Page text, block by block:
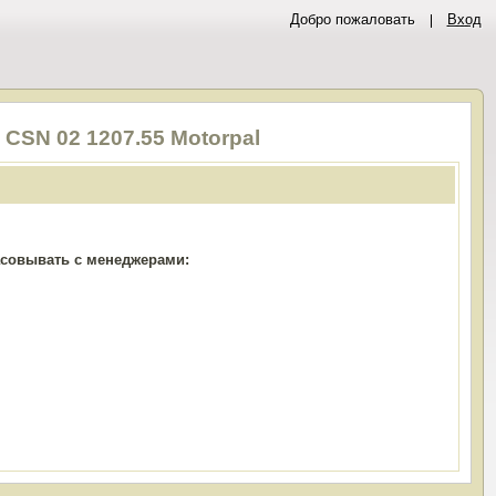
Добро пожаловать Вход
02 1207.55 Motorpal
с менеджерами: